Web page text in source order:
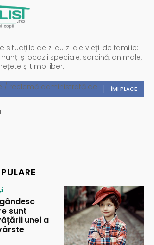
situațiile de zi cu zi ale vieții de familie:
și ocazii speciale, sarcină, animale,
și timp liber.
ÎMI PLACE
/ reclamă administrată de
sunt
unei a